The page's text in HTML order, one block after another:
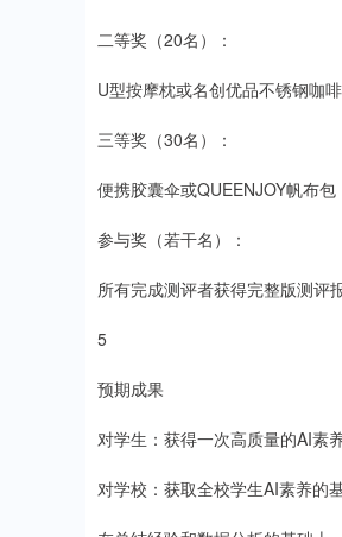
二等奖（20名）：
U型按摩枕或名创优品不锈钢咖
三等奖（30名）：
便携胶囊伞或QUEENJOY帆布包
参与奖（若干名）：
所有完成测评者获得完整版测评
5
预期成果
对学生：获得一次高质量的AI素
对学校：获取全校学生AI素养的